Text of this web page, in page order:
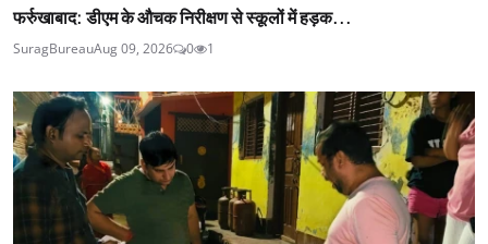
फर्रुखाबाद: डीएम के औचक निरीक्षण से स्कूलों में हड़क...
SuragBureauAug 09, 2026 0 1